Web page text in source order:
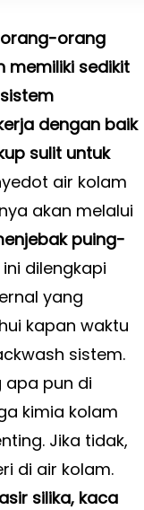
orang
sedikit
dengan baik
sulit untuk
air kolam
akan melalui
puing-
dilengkapi
yang
kapan waktu
sistem.
apa pun di
kimia kolam
Jika tidak,
di air kolam.
silika, kaca